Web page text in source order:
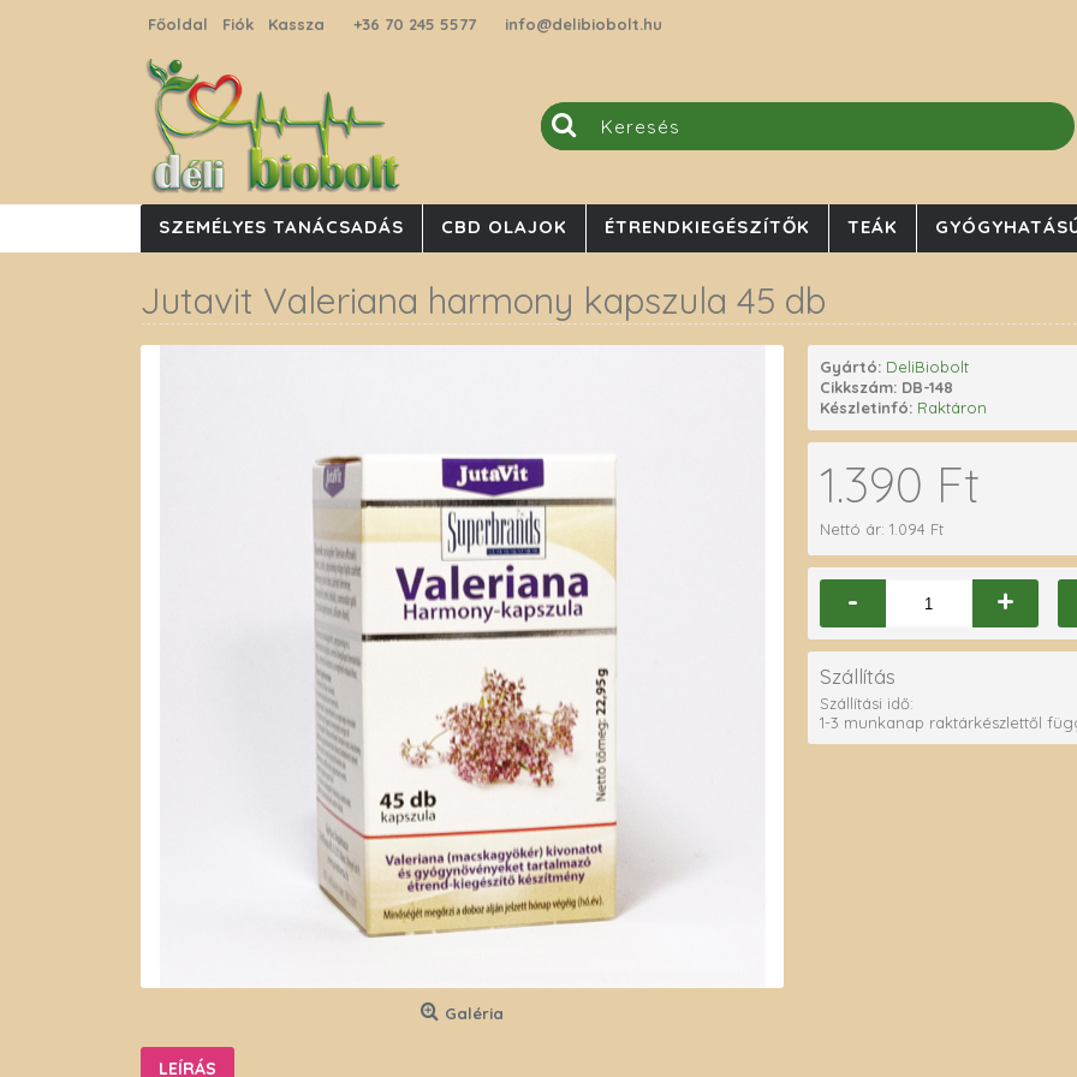
Főoldal Fiók Kassza +36 70 245 5577 info@delibiobolt.hu
SZEMÉLYES TANÁCSADÁS CBD OLAJOK ÉTRENDKIEGÉSZÍTŐK TEÁK
Jutavit Valeriana harmony kapszula 45 db
Galéria
Gyártó: DeliBiobolt
Cikkszám: DB-148
Készletinfó: Raktáron
1.390 Ft
Nettó ár: 1.094 Ft
- +
Szállítás
Szállítási idő:
1-3 munkanap raktárkészlettől
LEÍRÁS